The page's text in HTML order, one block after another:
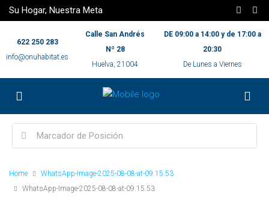
Su Hogar, Nuestra Meta
622 250 283
info@onuhabitat.es
Calle San Andrés
Nº 28
Huelva, 21004
DE 09:00 a 14:00 y de 17:00 a
20:30
De Lunes a Viernes
Home
WhatsApp-Image-2025-08-08-at-09.15.53
WhatsApp-Image-2025-08-08-at-09.15.53